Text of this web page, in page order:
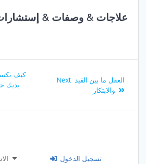
علاجات & وصفات &
كيف
يديك
Next: Next
العقل ما بين القيد
والابتكار
تسجيل الدخول